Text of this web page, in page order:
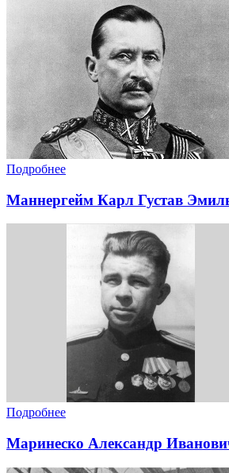
Подробнее
Маннергейм Карл Густав
Подробнее
Маринеско Александр